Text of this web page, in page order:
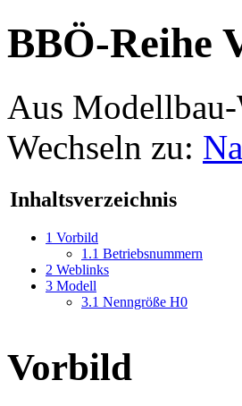
BBÖ-Reihe
Aus
Wechseln zu:
Inhaltsverzeichnis
1 Vorbild
1.1 Betriebsnummern
2 Weblinks
3 Modell
3.1 Nenngröße H0
Vorbild